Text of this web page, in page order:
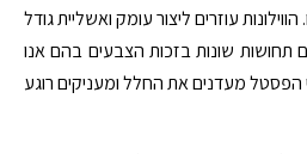
עוזרים ליצור עומק ואשליית גודל
תחושות שונות בזכות הצבעים בהם אנו
הפסטל מעדנים את החלל ומעניקים רוגע